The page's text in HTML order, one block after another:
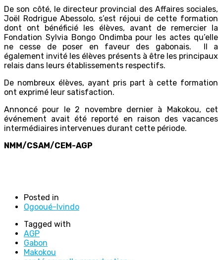
De son côté, le directeur provincial des Affaires sociales,
Joël Rodrigue Abessolo, s’est réjoui de cette formation
dont ont bénéficié les élèves, avant de remercier la
Fondation Sylvia Bongo Ondimba pour les actes qu’elle
ne cesse de poser en faveur des gabonais. Il a
également invité les élèves présents à être les principaux
relais dans leurs établissements respectifs.
De nombreux élèves, ayant pris part à cette formation
ont exprimé leur satisfaction.
Annoncé pour le 2 novembre dernier à Makokou, cet
événement avait été reporté en raison des vacances
intermédiaires intervenues durant cette période.
NMM/CSAM/CEM-AGP
Posted in
Ogooué-Ivindo
Tagged with
AGP
Gabon
Makokou